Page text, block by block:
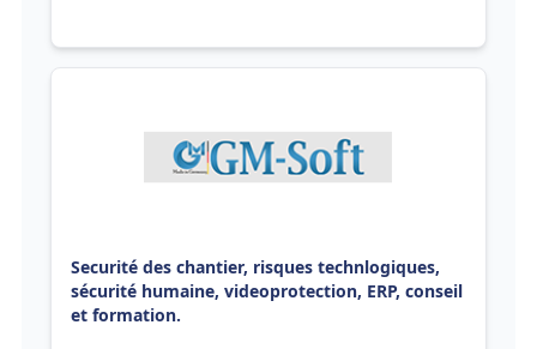
Securité des chantier, risques technlogiques,
sécurité humaine, videoprotection, ERP, conseil
et formation.